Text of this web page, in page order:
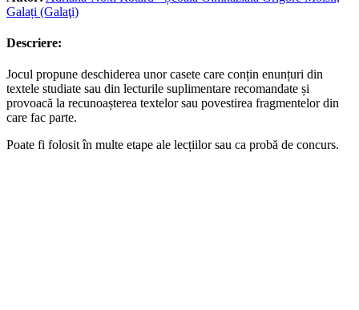
Galați (Galaţi)
Descriere:
Jocul propune deschiderea unor casete care conțin enunțuri din
textele studiate sau din lecturile suplimentare recomandate și
provoacă la recunoașterea textelor sau povestirea fragmentelor din
care fac parte.
Poate fi folosit în multe etape ale lecțiilor sau ca probă de concurs.